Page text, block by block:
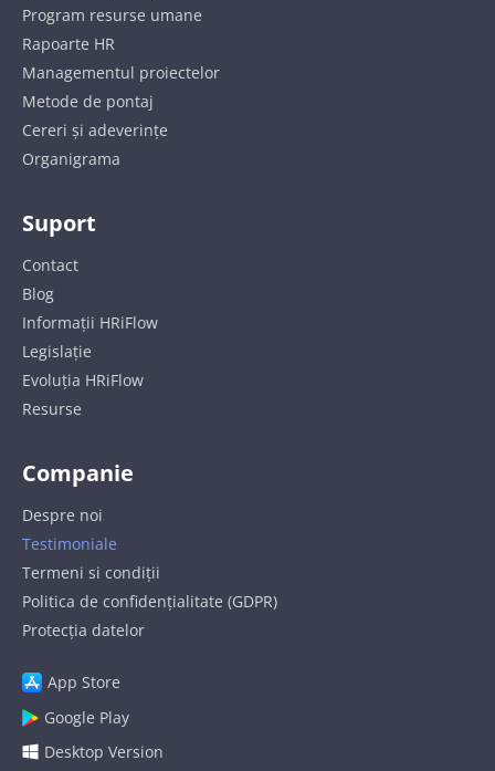
Program resurse umane
Rapoarte HR
Managementul proiectelor
Metode de pontaj
Cereri și adeverințe
Organigrama
Suport
Contact
Blog
Informații HRiFlow
Legislație
Evoluția HRiFlow
Resurse
Companie
Despre noi
Testimoniale
Termeni si condiții
Politica de confidențialitate (GDPR)
Protecția datelor
App Store
Google Play
Desktop Version